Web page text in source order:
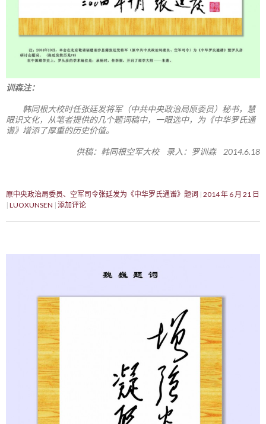
训森注：
韩同根大校时任张廷发将军（中共中央政治局原委员）秘书，慧
眼识文化，从笔者提供的几个题词稿中，一眼选中，为《中华罗氏通
谱》增添了厚重的历史价值。
供稿：韩同根空军大校 录入：罗训森 2014.6.18
原中央政治局委员、空军司令张廷发为《中华罗氏通谱》题词 2014 年 6 月 21 日
LUOXUNSEN 添加评论